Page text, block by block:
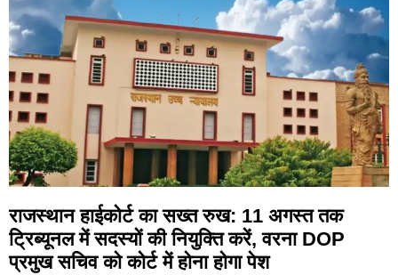
राजस्थान हाईकोर्ट का सख्त रुख: 11 अगस्त तक
ट्रिब्यूनल में सदस्यों की नियुक्ति करें, वरना DOP
प्रमुख सचिव को कोर्ट में होना होगा पेश